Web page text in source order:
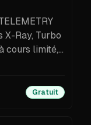
X-Ray, Turbo
cours limité,
Gratuit